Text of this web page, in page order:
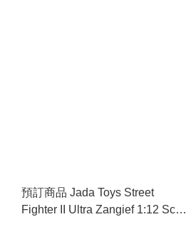
預訂商品 Jada Toys Street
Fighter II Ultra Zangief 1:12 Scale